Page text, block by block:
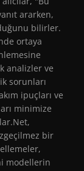
ararken,
bilirler.
ortaya
analizler ve
sorunları
ipuçları ve
minimize
bir
modellerin